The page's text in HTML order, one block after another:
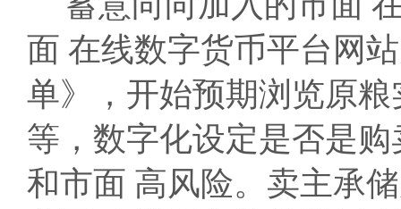
面 在线数字货币平台网
单》，开始预期浏览原
等，数字化设定是否是
和市面 高风险。卖主承